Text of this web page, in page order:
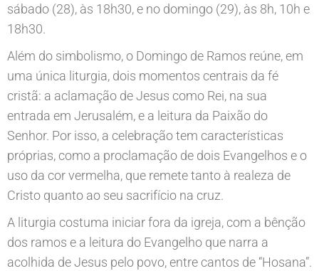
sábado (28), às 18h30, e no domingo (29), às 8h, 10h e
18h30.
Além do simbolismo, o Domingo de Ramos reúne, em
uma única liturgia, dois momentos centrais da fé
cristã: a aclamação de Jesus como Rei, na sua
entrada em Jerusalém, e a leitura da Paixão do
Senhor. Por isso, a celebração tem características
próprias, como a proclamação de dois Evangelhos e o
uso da cor vermelha, que remete tanto à realeza de
Cristo quanto ao seu sacrifício na cruz.
A liturgia costuma iniciar fora da igreja, com a bênção
dos ramos e a leitura do Evangelho que narra a
acolhida de Jesus pelo povo, entre cantos de “Hosana”.